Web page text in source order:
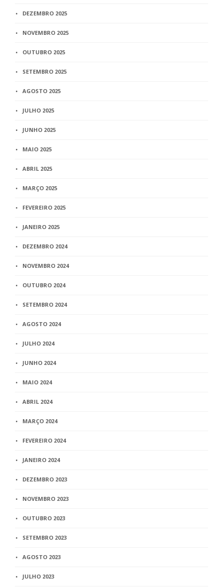
DEZEMBRO 2025
NOVEMBRO 2025
OUTUBRO 2025
SETEMBRO 2025
AGOSTO 2025
JULHO 2025
JUNHO 2025
MAIO 2025
ABRIL 2025
MARÇO 2025
FEVEREIRO 2025
JANEIRO 2025
DEZEMBRO 2024
NOVEMBRO 2024
OUTUBRO 2024
SETEMBRO 2024
AGOSTO 2024
JULHO 2024
JUNHO 2024
MAIO 2024
ABRIL 2024
MARÇO 2024
FEVEREIRO 2024
JANEIRO 2024
DEZEMBRO 2023
NOVEMBRO 2023
OUTUBRO 2023
SETEMBRO 2023
AGOSTO 2023
JULHO 2023